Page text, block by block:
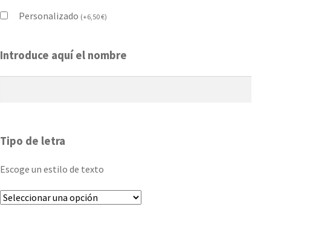
Personalizado (+6,50€)
Introduce aquí el nombre
Tipo de letra
Escoge un estilo de texto